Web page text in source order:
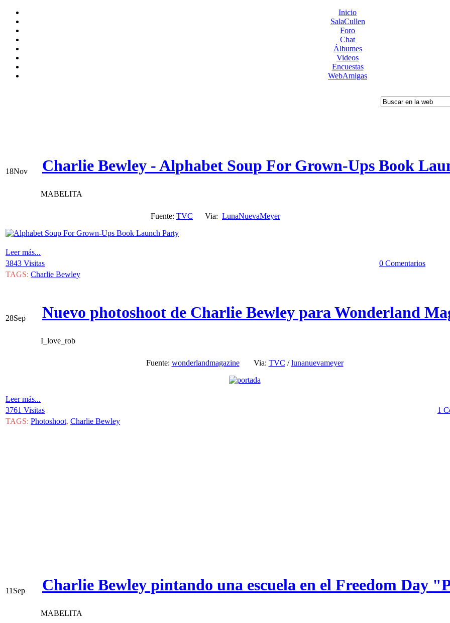
Inicio
SalaCullen
Foro
Chat
Álbumes
Videos
Encuestas
WebAmigas
18Nov Charlie Bewley - Alphabet Soup For Grown-Ups Book
MABELITA
Fuente: TVC Via: LunaNuevaMeyer
Leer más...
3843 Visitas
0 Comentarios
TAGS: Charlie Bewley
28Sep Nuevo photoshoot de Charlie Bewley para Wonderland
I_love_rob
Fuente: wonderlandmagazineVia: TVC /lunanuevameyer
Leer más...
3761 Visitas
1
TAGS: Photoshoot, Charlie Bewley
11 Sep Charlie Bewley pintando una escuela en el Freedom Day
MABELITA